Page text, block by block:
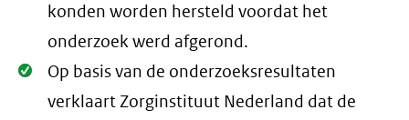
konden worden hersteld voordat het
onderzoek werd afgerond.
Oké.
Op basis van de onderzoeksresultaten
verklaart Zorginstituut Nederland dat de